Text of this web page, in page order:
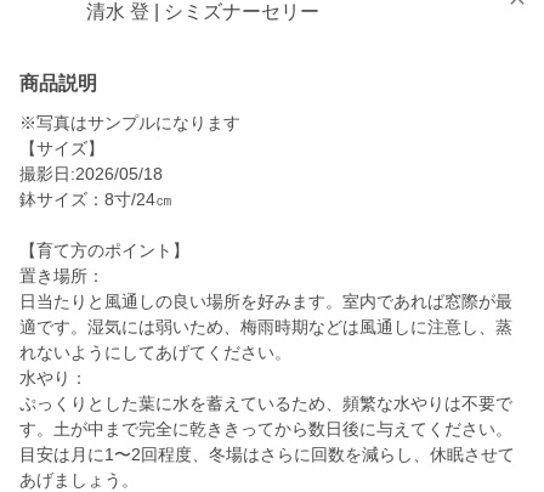
清水 登 | シミズナーセリー
商品説明
※写真はサンプルになります
【サイズ】
撮影日:2026/05/18
鉢サイズ：8寸/24㎝
【育て方のポイント】
置き場所：
日当たりと風通しの良い場所を好みます。室内であれば窓際が最
適です。湿気には弱いため、梅雨時期などは風通しに注意し、蒸
れないようにしてあげてください。
水やり：
ぷっくりとした葉に水を蓄えているため、頻繁な水やりは不要で
す。土が中まで完全に乾ききってから数日後に与えてください。
目安は月に1〜2回程度、冬場はさらに回数を減らし、休眠させて
あげましょう。